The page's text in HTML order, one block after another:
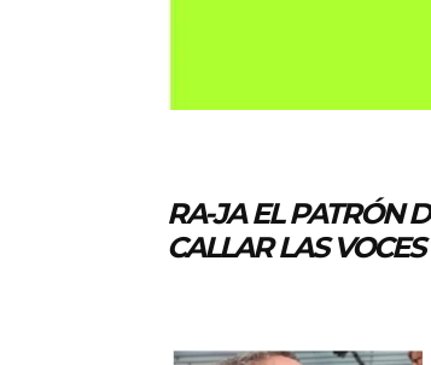
RA-JA EL PATRÓN
CALLAR LAS